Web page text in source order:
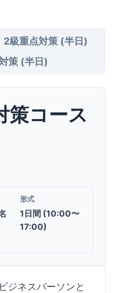
2級重点対策 (半日)
策 (半日)
策コース
形式
1日間 (10:00〜
17:00)
ジネスパーソンと